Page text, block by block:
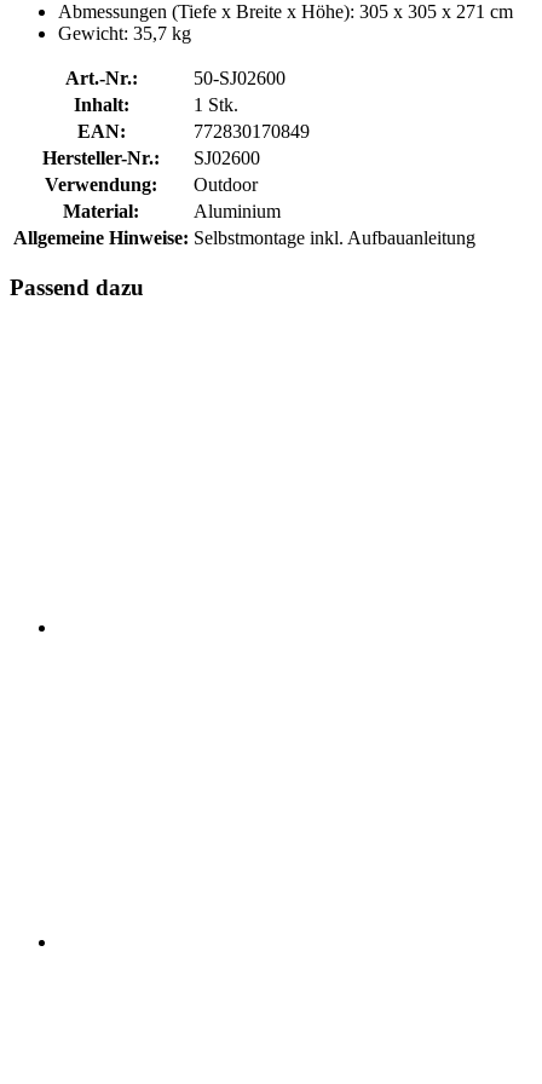
Abmessungen (Tiefe x Breite x Höhe): 305 x 305 x 271 cm
Gewicht: 35,7 kg
Art.-Nr.:
50-SJ02600
Inhalt:
1 Stk.
EAN:
772830170849
Hersteller-Nr.:
SJ02600
Verwendung:
Outdoor
Material:
Aluminium
Allgemeine Hinweise: Selbstmontage inkl. Aufbauanleitung
Passend dazu